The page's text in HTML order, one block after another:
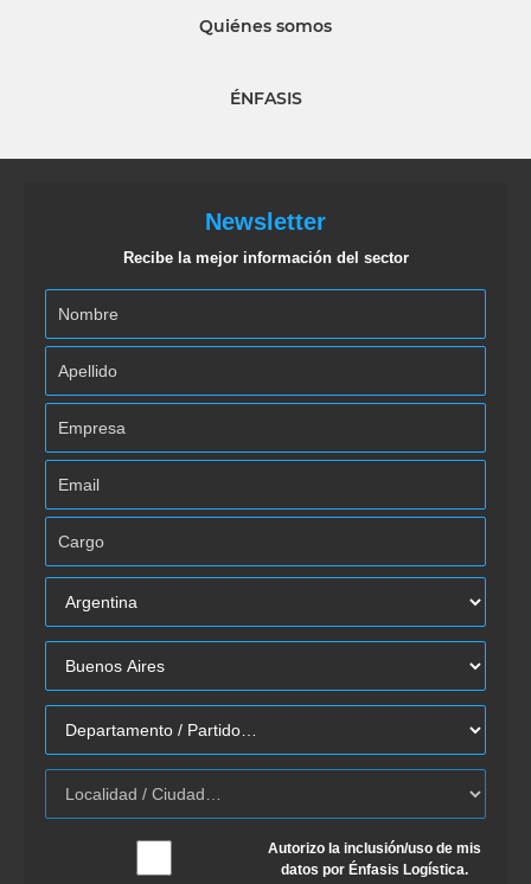
Quiénes somos
ÉNFASIS
Newsletter
Recibe la mejor información del sector
Autorizo la inclusión/uso de mis
datos por Énfasis Logística.